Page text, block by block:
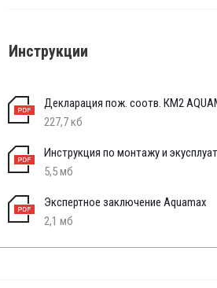
Инструкции
Декларация пож. соотв. КМ2
227,7 кб
Инструкция по монтажу и
5,5 мб
Экспертное заключение Aquamax
2,1 мб